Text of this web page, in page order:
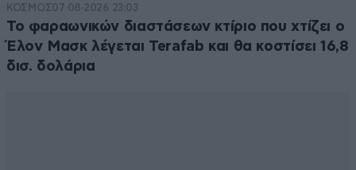
ΚΟΣΜΟΣ07·08·2026 23:03
Το φαραωνικών διαστάσεων κτίριο που χτίζει ο
Έλον Μασκ λέγεται Terafab και θα κοστίσει 16,8
δισ. δολάρια